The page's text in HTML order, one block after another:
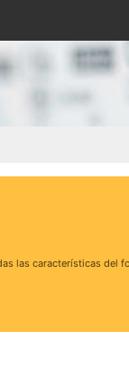
las características del